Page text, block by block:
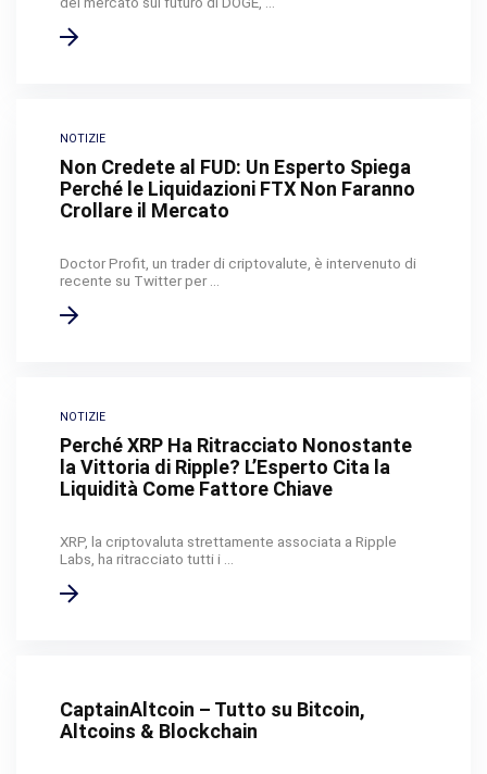
NOTIZIE
Non Credete al FUD: Un Esperto Spiega
Perché le Liquidazioni FTX Non Faranno
Crollare il Mercato
Doctor Profit, un trader di criptovalute, è intervenuto di
recente su Twitter per ...
NOTIZIE
Perché XRP Ha Ritracciato Nonostante
la Vittoria di Ripple? L’Esperto Cita la
Liquidità Come Fattore Chiave
XRP, la criptovaluta strettamente associata a Ripple
Labs, ha ritracciato tutti i ...
CaptainAltcoin – Tutto su Bitcoin,
Altcoins & Blockchain